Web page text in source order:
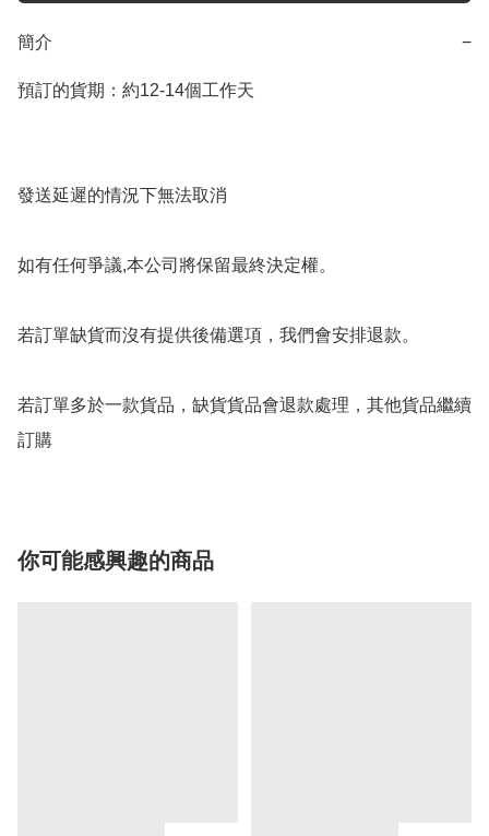
簡介 −
預訂的貨期：約12-14個工作天
發送延遲的情況下無法取消
如有任何爭議,本公司將保留最終決定權。
若訂單缺貨而沒有提供後備選項，我們會安排退款。
若訂單多於一款貨品，缺貨貨品會退款處理，其他貨品繼續
你可能感興趣的商品